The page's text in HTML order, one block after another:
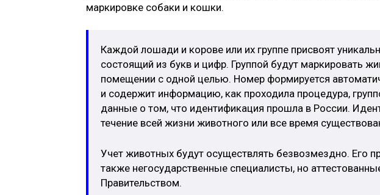
маркировке собаки и кошки.
Каждой лошади и корове или их группе присвоят
состоящий из букв и цифр. Группой будут маркировать
помещении с одной целью. Номер формируется
и содержит информацию, как проходила процедура,
данные о том, что идентификация прошла в России.
течение всей жизни животного или все время
Учет животных будут осуществлять безвозмездно. Его
также негосударственные специалисты, но
Правительством.